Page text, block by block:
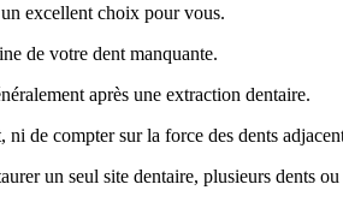
excellent choix pour vous.
de votre dent manquante.
après une extraction dentaire.
de compter sur la force des dents
un seul site dentaire, plusieurs dents